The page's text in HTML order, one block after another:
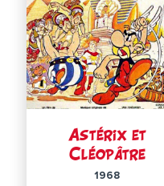
Astérix et
Cléopâtre
1968